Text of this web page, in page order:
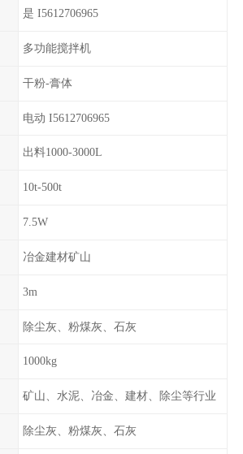
是 I5612706965
多功能搅拌机
干粉-膏体
电动 I5612706965
出料1000-3000L
10t-500t
7.5W
冶金建材矿山
3m
除尘灰、粉煤灰、石灰
1000kg
矿山、水泥、冶金、建材、除尘等行业
除尘灰、粉煤灰、石灰